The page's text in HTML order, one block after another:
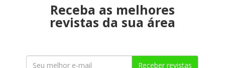
Receba as melhores
revistas da sua área
Receber revistas